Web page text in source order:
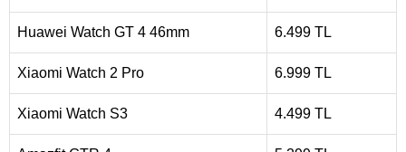
Huawei Watch GT 4 46mm 6.499 TL
Xiaomi Watch 2 Pro 6.999 TL
Xiaomi Watch S3 4.499 TL